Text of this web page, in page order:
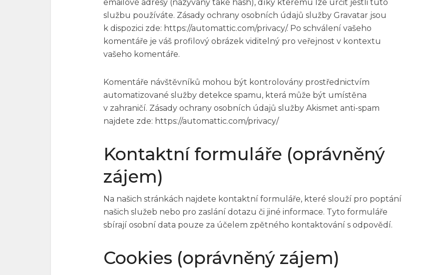
emailové adresy (nazývaný také hash), díky kterému lze určit jestli tuto
službu používáte. Zásady ochrany osobních údajů služby Gravatar jsou
k dispozici zde: https://automattic.com/privacy/. Po schválení vašeho
komentáře je váš profilový obrázek viditelný pro veřejnost v kontextu
vašeho komentáře.
Komentáře návštěvníků mohou být kontrolovány prostřednictvím
automatizované služby detekce spamu, která může být umístěna
v zahraničí. Zásady ochrany osobních údajů služby Akismet anti-spam
najdete zde: https://automattic.com/privacy/
Kontaktní formuláře (oprávněný
zájem)
Na našich stránkách najdete kontaktní formuláře, které slouží pro poptání
našich služeb nebo pro zaslání dotazu či jiné informace. Tyto formuláře
sbírají osobní data pouze za účelem zpětného kontaktování s odpovědí.
Cookies (oprávněný zájem)